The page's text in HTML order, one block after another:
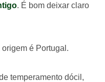
. É bom deixar claro
é Portugal.
temperamento dócil,